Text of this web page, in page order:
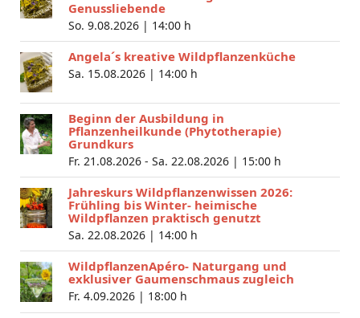
Genussliebende
So. 9.08.2026 | 14:00 h
Angela´s kreative Wildpflanzenküche
Sa. 15.08.2026 | 14:00 h
Beginn der Ausbildung in
Pflanzenheilkunde (Phytotherapie)
Grundkurs
Fr. 21.08.2026 - Sa. 22.08.2026 | 15:00 h
Jahreskurs Wildpflanzenwissen 2026:
Frühling bis Winter- heimische
Wildpflanzen praktisch genutzt
Sa. 22.08.2026 | 14:00 h
WildpflanzenApéro- Naturgang und
exklusiver Gaumenschmaus zugleich
Fr. 4.09.2026 | 18:00 h